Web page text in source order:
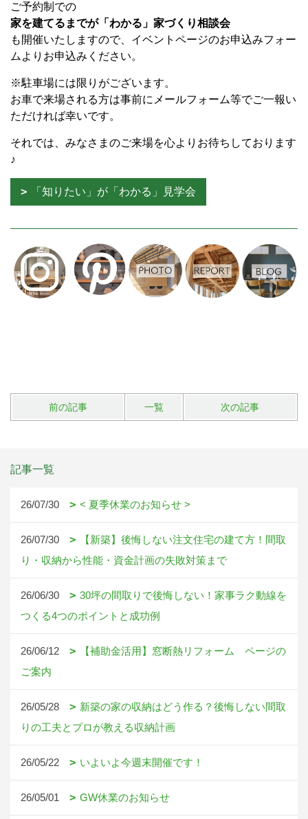
ご予約制での
家を建てるまでが「わかる」家づくり相談会
も開催いたしますので、イベントページのお申込みフォー
ムよりお申込みください。
※駐車場には限りがございます。
お車で来場される方は事前にメールフォーム等でご一報い
ただければ幸いです。
それでは、みなさまのご来場を心よりお待ちしております
♪
「知りたい」が「わかる」見学会
前の記事 一覧 次の記事
記事一覧
26/07/30 < 夏季休業のお知らせ >
26/07/30
【新築】後悔しない注文住宅の建て方！間取
り・収納から性能・資金計画の失敗対策まで
26/06/30
30坪の間取りで後悔しない！家事ラク動線を
つくる4つのポイントと成功例
26/06/12
【補助金活用】窓断熱リフォーム ページの
ご案内
26/05/28
新築の家の収納はどう作る？後悔しない間取
りの工夫とプロが教える収納計画
26/05/22 いよいよ今週末開催です！
26/05/01 GW休業のお知らせ